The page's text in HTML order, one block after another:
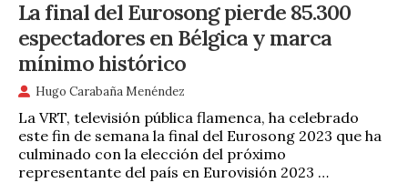
La final del Eurosong pierde 85.300
espectadores en Bélgica y marca
mínimo histórico
Hugo Carabaña Menéndez
La VRT, televisión pública flamenca, ha celebrado
este fin de semana la final del Eurosong 2023 que ha
culminado con la elección del próximo
representante del país en Eurovisión 2023 …